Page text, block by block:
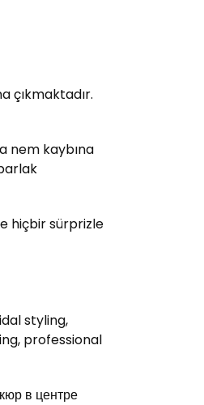
çıkmaktadır.
nem kaybına
hiçbir sürprizle
styling,
professional
в центре